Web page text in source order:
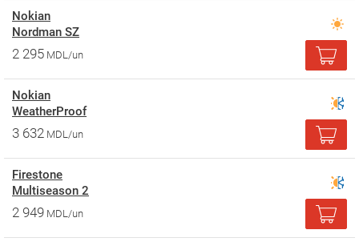
Nokian
Nordman SZ
2 295 MDL/un
Nokian
WeatherProof
3 632 MDL/un
Firestone
Multiseason 2
2 949 MDL/un